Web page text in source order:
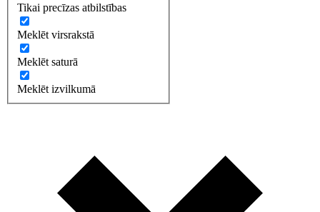
Tikai precīzas atbilstības
Meklēt virsrakstā
Meklēt saturā
Meklēt izvilkumā